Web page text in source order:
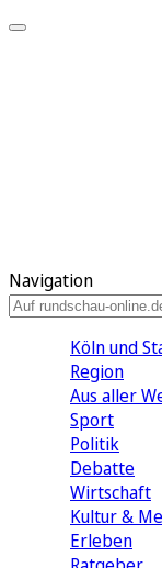
Navigation
Köln und
Region
Aus aller
Sport
Politik
Debatte
Wirtschaft
Kultur &
Erleben